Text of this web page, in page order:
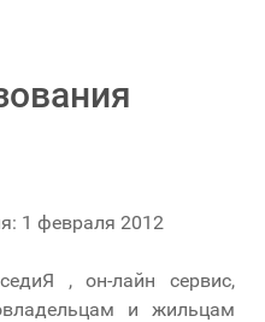
1 февраля 2012
, он-лайн сервис,
и жильцам